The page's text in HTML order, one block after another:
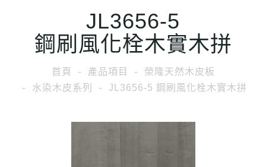
t
JL3656-5
鋼刷風化栓木實木拼
首頁 產品項目
榮隆天然木皮板
水染木皮系列
JL3656-5 鋼刷風化栓木實木拼